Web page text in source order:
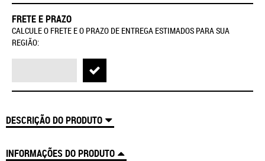
FRETE E PRAZO
CALCULE O FRETE E O PRAZO DE ENTREGA ESTIMADOS PARA SUA
REGIÃO:
DESCRIÇÃO DO PRODUTO
INFORMAÇÕES DO PRODUTO